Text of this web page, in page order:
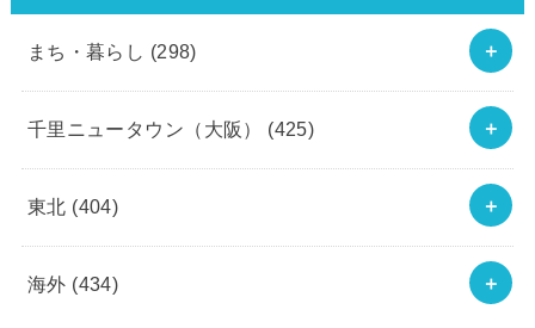
まち・暮らし (298)
千里ニュータウン（大阪） (425)
東北 (404)
海外 (434)